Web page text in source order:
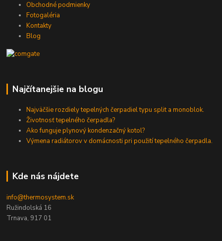
Obchodné podmienky
Fotogaléria
Kontakty
Blog
Najčítanejšie na blogu
Najväčšie rozdiely tepelných čerpadiel typu split a monoblok.
Životnosť tepelného čerpadla?
Ako funguje plynový kondenzačný kotol?
Výmena radiátorov v domácnosti pri použití tepelného čerpadla.
Kde nás nájdete
info@thermosystem.sk
Ružindolská 16
Trnava, 917 01